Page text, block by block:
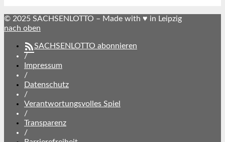
© 2025 SACHSENLOTTO – Made with ♥ in Leipzig
nach oben
SACHSENLOTTO abonnieren
/
Impressum
/
Datenschutz
/
Verantwortungsvolles Spiel
/
Transparenz
/